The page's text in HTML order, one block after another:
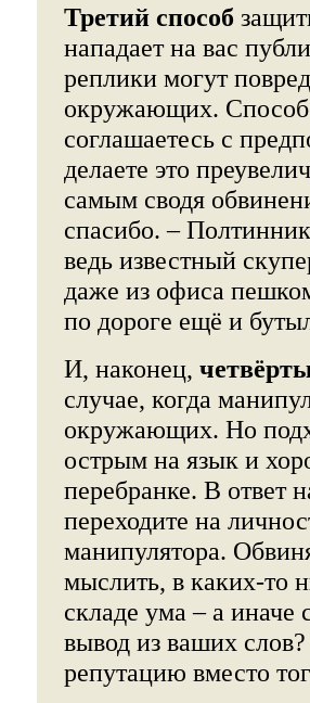
Третий способ
нападает на вас
реплики могут
окружающих. Способ
соглашаетесь с
делаете это
самым сводя
спасибо. –
ведь известный
даже из офиса
по дороге ещё и
И, наконец,
случае, когда
окружающих. Но
острым на язык и
перебранке. В ответ
переходите на
манипулятора.
мыслить, в каких-то
складе ума – а иначе
вывод из ваших
репутацию вместо